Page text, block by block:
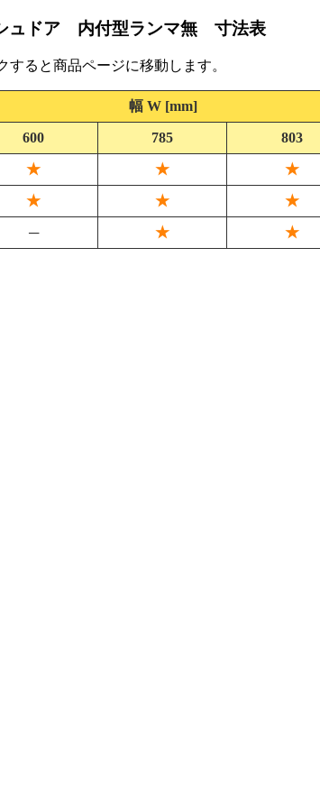
ュドア 内付型ランマ無 寸法表
すると商品ページに移動します。
幅 W [mm]
600 785 803
★ ★ ★
★ ★ ★
─ ★ ★